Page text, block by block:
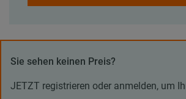
Sie sehen keinen Preis?
JETZT registrieren oder anmelden, um